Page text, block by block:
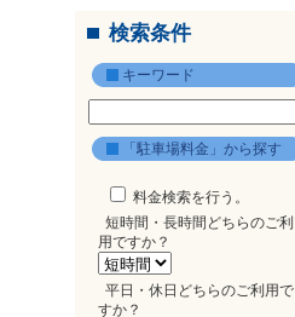
検索条件
キーワード
「駐車場料金」から探す
料金検索を行う。
短時間・長時間どちらのご利
用ですか？
平日・休日どちらのご利用で
すか？